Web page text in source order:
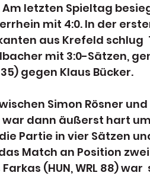
letzten Spieltag
mit 4:0. In der
aus Krefeld schlug
mit 3:0-Sätzen,
gegen Klaus Bücker.
Simon Rösner
war dann äußerst hart
Partie in vier Sätzen
Match an Position
(HUN, WRL 88) war